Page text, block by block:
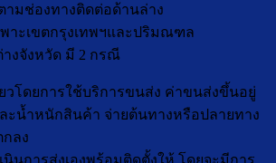
ามช่องทางติดต่อด้านล่าง
าะเขตกรุงเทพฯและปริมณฑล
งจังหวัด มี 2 กรณี
ยวโดยการใช้บริการขนส่ง ค่าขนส่งขึ้นอยู่
ะน้ำหนักสินค้า จ่ายต้นทางหรือปลายทาง
ลง
เนินการส่งเองพร้อมติดตั้งให้ โดยจะมีการ